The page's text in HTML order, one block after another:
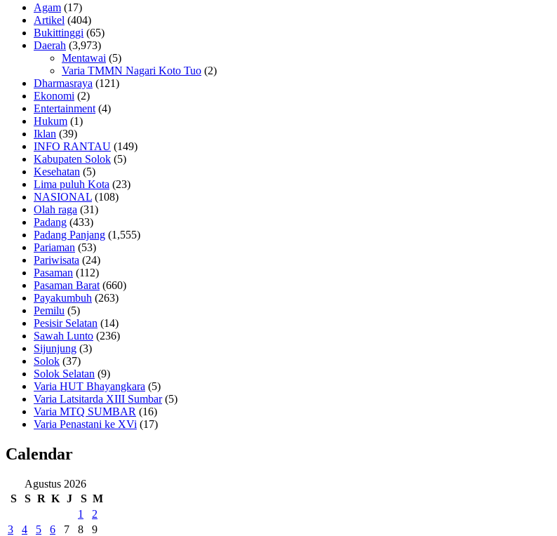
Agam (17)
Artikel (404)
Bukittinggi (65)
Daerah (3,973)
Mentawai (5)
Varia TMMN Nagari Koto Tuo (2)
Dharmasraya (121)
Ekonomi (2)
Entertainment (4)
Hukum (1)
Iklan (39)
INFO RANTAU (149)
Kabupaten Solok (5)
Kesehatan (5)
Lima puluh Kota (23)
NASIONAL (108)
Olah raga (31)
Padang (433)
Padang Panjang (1,555)
Pariaman (53)
Pariwisata (24)
Pasaman (112)
Pasaman Barat (660)
Payakumbuh (263)
Pemilu (5)
Pesisir Selatan (14)
Sawah Lunto (236)
Sijunjung (3)
Solok (37)
Solok Selatan (9)
Varia HUT Bhayangkara (5)
Varia Latsitarda XIII Sumbar(5)
Varia MTQ SUMBAR (16)
Varia Penastani ke XVi (17)
Calendar
Agustus 2026
S
S R K J S M
1
2
3
4 5 6 7 8 9